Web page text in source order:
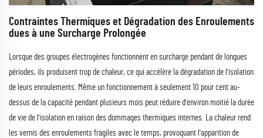
Contraintes Thermiques et Dégradation des Enroulements
dues à une Surcharge Prolongée
Lorsque des groupes électrogènes fonctionnent en surcharge pendant de longues
périodes, ils produisent trop de chaleur, ce qui accélère la dégradation de l'isolation
de leurs enroulements. Même un fonctionnement à seulement 10 pour cent au-
dessus de la capacité pendant plusieurs mois peut réduire d'environ moitié la durée
de vie de l'isolation en raison des dommages thermiques internes. La chaleur rend
les vernis des enroulements fragiles avec le temps, provoquant l'apparition de